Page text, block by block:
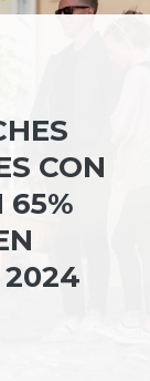
CON
65%
2024